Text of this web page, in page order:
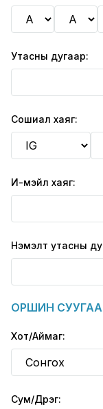
Утасны дугаар:
Сошиал хаяг:
И-мэйл хаяг:
Нэмэлт утасны
ОРШИН СУУГАА
Хот/Аймаг:
Сум/Дүүрэг: